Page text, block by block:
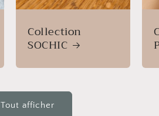
Collection
SOCHIC
Tout afficher